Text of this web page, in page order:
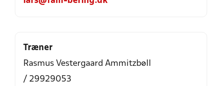
Træner
Rasmus Vestergaard Ammitzbøll
/ 29929053